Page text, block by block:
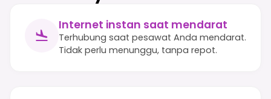
Internet instan saat mendarat
Terhubung saat pesawat Anda mendarat.
Tidak perlu menunggu, tanpa repot.